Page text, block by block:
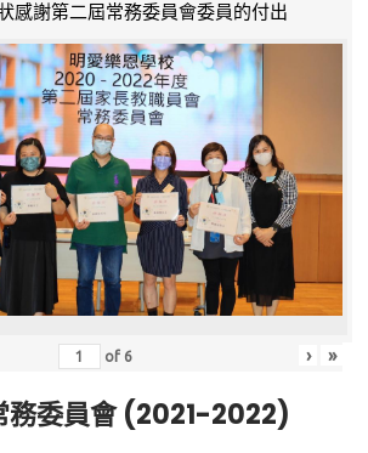
感謝第二屆常務委員會委員的付出
of 6 › »
務委員會 (2021-2022)